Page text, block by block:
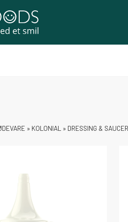
» KOLONIAL » DRESSING & SAUCER